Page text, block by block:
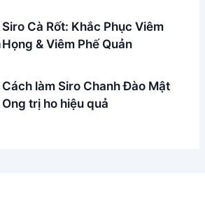
Siro Cà Rốt: Khắc Phục Viêm
Họng & Viêm Phế Quản
Cách làm Siro Chanh Đào Mật
Ong trị ho hiệu quả